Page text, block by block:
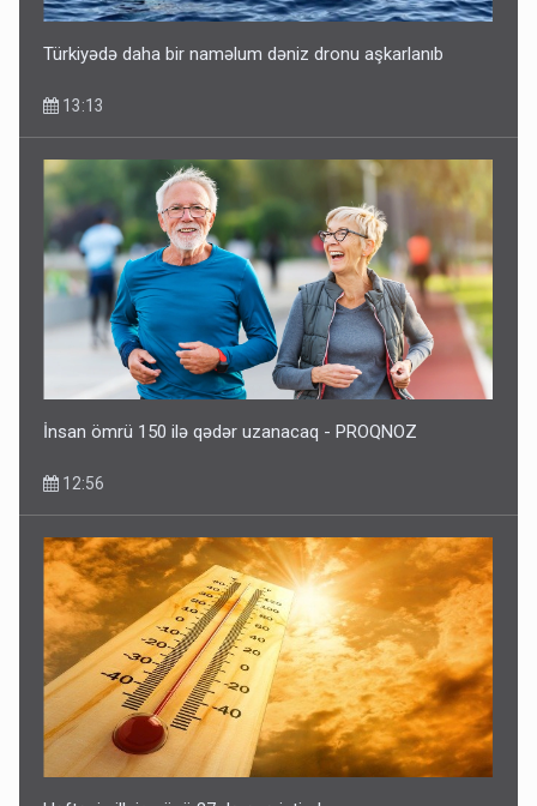
Türkiyədə daha bir naməlum dəniz dronu aşkarlanıb
13:13
İnsan ömrü 150 ilə qədər uzanacaq - PROQNOZ
12:56